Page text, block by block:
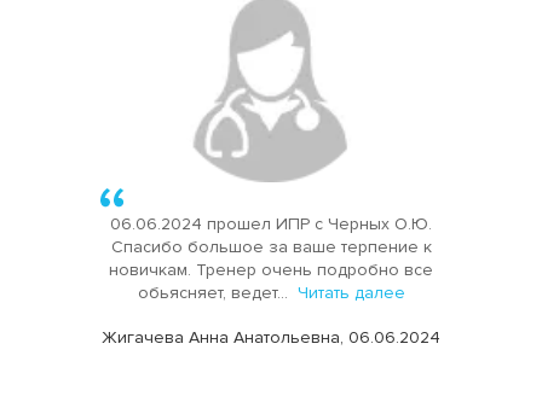
06.06.2024 прошел ИПР с Черных О.Ю.
Спасибо большое за ваше терпение к
новичкам. Тренер очень подробно все
обьясняет, ведет... Читать далее
Жигачева Анна Анатольевна, 06.06.2024